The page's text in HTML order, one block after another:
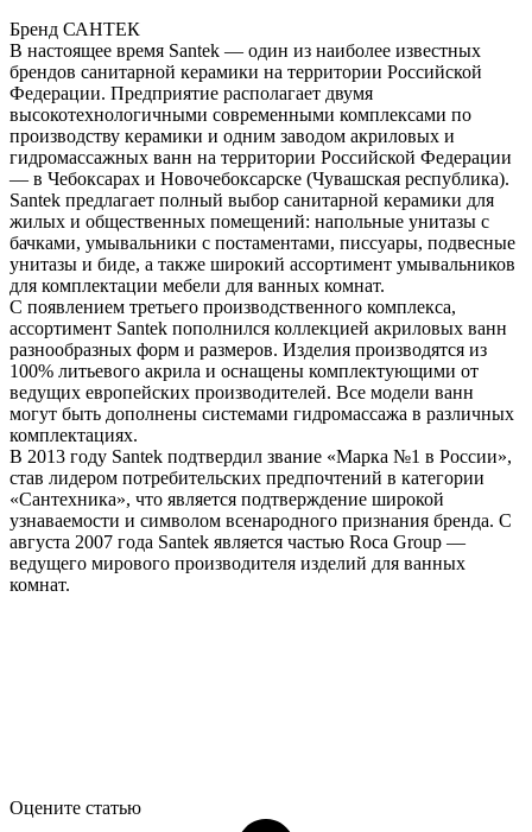
Бренд САНТЕК
В настоящее время Santek — один из наиболее известных
брендов санитарной керамики на территории Российской
Федерации. Предприятие располагает двумя
высокотехнологичными современными комплексами по
производству керамики и одним заводом акриловых и
гидромассажных ванн на территории Российской Федерации
— в Чебоксарах и Новочебоксарске (Чувашская республика).
Santek предлагает полный выбор санитарной керамики для
жилых и общественных помещений: напольные унитазы с
бачками, умывальники с постаментами, писсуары, подвесные
унитазы и биде, а также широкий ассортимент умывальников
для комплектации мебели для ванных комнат.
С появлением третьего производственного комплекса,
ассортимент Santek пополнился коллекцией акриловых ванн
разнообразных форм и размеров. Изделия производятся из
100% литьевого акрила и оснащены комплектующими от
ведущих европейских производителей. Все модели ванн
могут быть дополнены системами гидромассажа в различных
комплектациях.
В 2013 году Santek подтвердил звание «Марка №1 в России»,
став лидером потребительских предпочтений в категории
«Сантехника», что является подтверждение широкой
узнаваемости и символом всенародного признания бренда. С
августа 2007 года Santek является частью Roca Group —
ведущего мирового производителя изделий для ванных
комнат.
Оцените статью